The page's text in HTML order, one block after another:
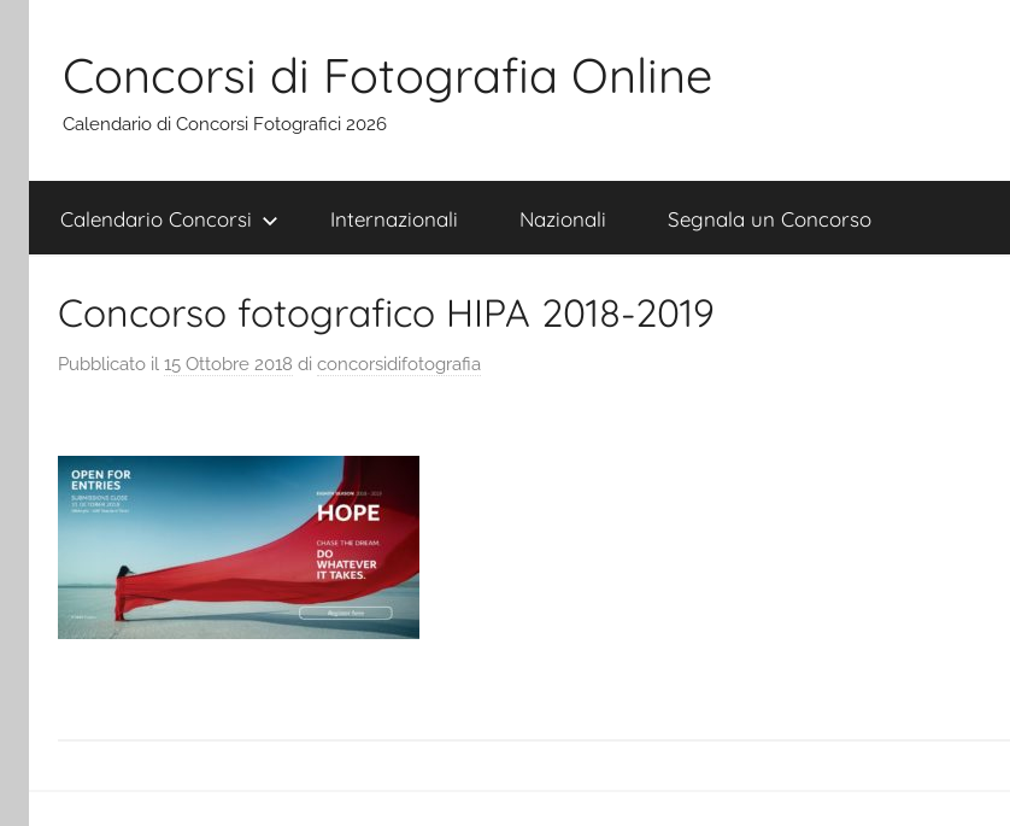
contenuto
Concorsi di Fotografia Online
Calendario di Concorsi Fotografici 2026
Calendario Concorsi Internazionali Nazionali Segnala un Concorso
Concorso fotografico HIPA 2018-2019
Pubblicato il 15 Ottobre 2018 di concorsidifotografia